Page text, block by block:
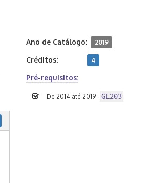
Ano de Catálogo: 2019
Créditos: 4
Pré-requisitos:
De 2014 até 2019: GL203